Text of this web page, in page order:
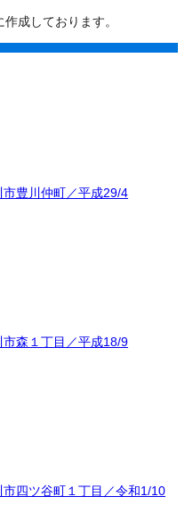
成しております。
豊川仲町／平成29/4
森１丁目／平成18/9
四ツ谷町１丁目／令和1/10